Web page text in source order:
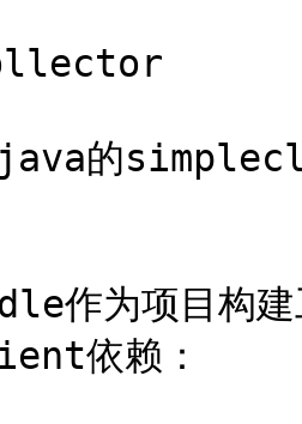
的
作为项目构
依赖：